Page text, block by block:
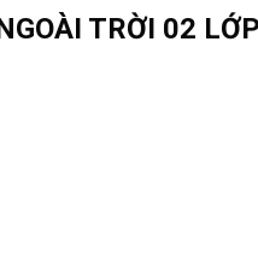
TRỜI 02